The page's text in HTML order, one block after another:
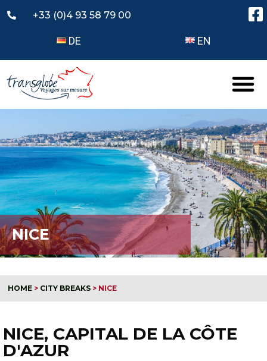
+33 (0)4 93 58 79 00
DE EN
NICE
HOME > CITY BREAKS > NICE
NICE, CAPITAL DE LA CÔTE
D'AZUR